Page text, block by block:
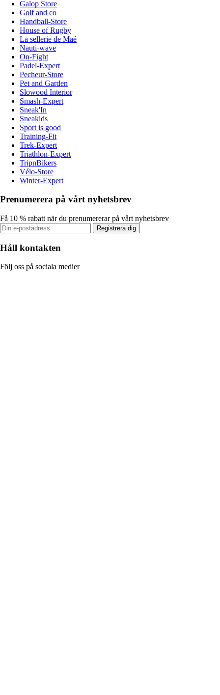
Galop Store
Golf and co
Handball-Store
House of Rugby
La sellerie de Maé
Nauti-wave
On-Fight
Padel-Expert
Pecheur-Store
Pet and Garden
Slowood Interior
Smash-Expert
Sneak'In
Sneakids
Sport is good
Training-Fit
Trek-Expert
Triathlon-Expert
TripnBikers
Vélo-Store
Winter-Expert
Prenumerera på vårt nyhetsbrev
Få 10 % rabatt när du prenumererar på vårt nyhetsbrev
Registrera dig
Håll kontakten
Följ oss på sociala medier